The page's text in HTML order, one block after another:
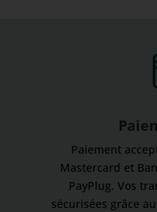
Paiement
Mastercard et
PayPlug. Vos
sécurisées grâce